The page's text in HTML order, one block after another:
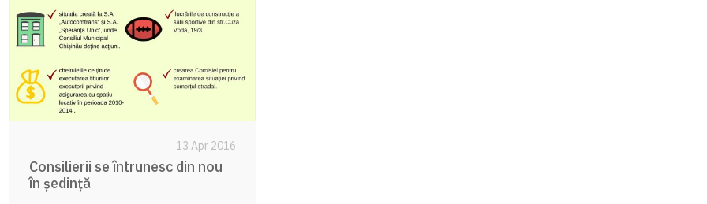
13 Apr 2016
Consilierii se întrunesc din nou
în ședință